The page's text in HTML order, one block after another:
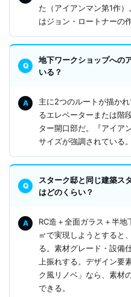
た（アイアンマン第1作
はジョン・ロートナーの
地下ワークショップへの
いる？
主に2つのルートが描か
るエレベーターまたは階
ター開口部だ。『アイア
サイズが強調されている。
スターク邸と同じ建築ス
はどのくらい？
RC造＋全面ガラス＋半
㎡で実現しようとすると
る。素材グレード・設備
上振れする。デザイン要
ク風リノベ」なら、素材
できる。